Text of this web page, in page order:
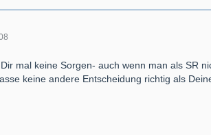
mal keine Sorgen- auch wenn man als SR
keine andere Entscheidung richtig als